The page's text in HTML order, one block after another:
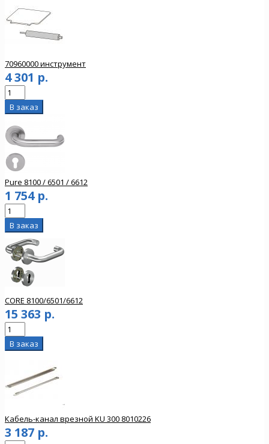
70960000 инструмент
4 301 р.
Pure 8100 / 6501 / 6612
1 754 р.
CORE 8100/6501/6612
15 363 р.
Кабель-канал врезной KU 300 8010226
3 187 р.